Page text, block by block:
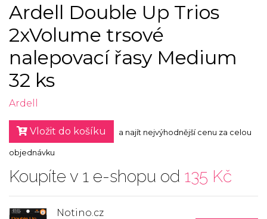
Ardell Double Up Trios
2xVolume trsové
nalepovací řasy Medium
32 ks
Ardell
Vložit do košíku a najít nejvýhodnější cenu za celou
objednávku
Koupíte v 1 e-shopu od 135 Kč
Notino.cz